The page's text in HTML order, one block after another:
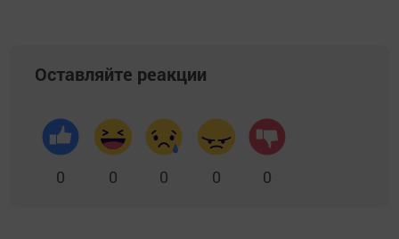
Оставляйте реакции
0 0 0 0 0